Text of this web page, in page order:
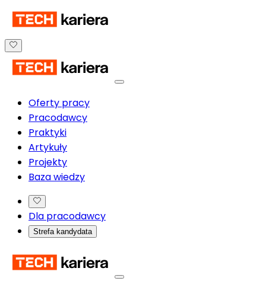
Oferty pracy
Pracodawcy
Praktyki
Artykuły
Projekty
Baza wiedzy
Dla pracodawcy
Strefa kandydata